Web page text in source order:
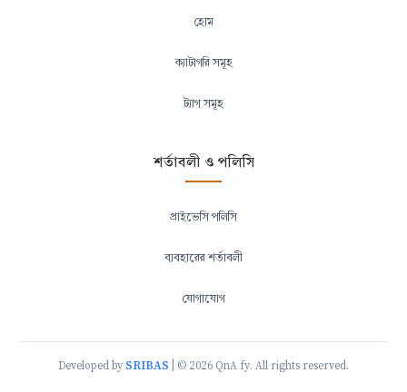
হোম
ক্যাটাগরি সমূহ
ট্যাগ সমূহ
শর্তাবলী ও পলিসি
প্রাইভেসি পলিসি
ব্যবহারের শর্তাবলী
যোগাযোগ
Developed by SRIBAS | © 2026 QnA fy. All rights reserved.